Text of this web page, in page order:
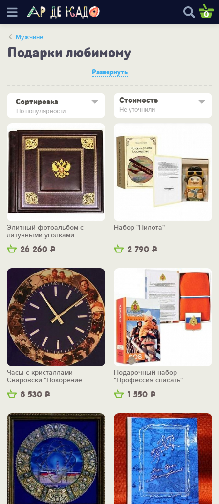
0
Мужчине
Подарки любимому
Развернуть
По популярности
Сортировка Стоимость
Не уточнили
26 260 Р
Элитный фотоальбом с
латунными уголками
"Государственный"
2 790 Р
Набор "Пилота"
8 530 Р
Часы с кристаллами
Сваровски "Покорение
Космоса"
1 550 Р
Подарочный набор
"Профессия спасать"